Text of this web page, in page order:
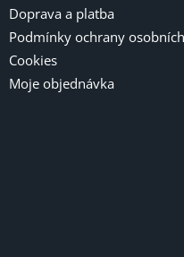
Doprava a platba
Podmínky ochrany
Cookies
Moje objednávka